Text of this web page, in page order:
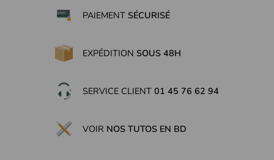
PAIEMENT SÉCURISÉ
EXPÉDITION SOUS 48H
SERVICE CLIENT 01 45 76 62 94
VOIR NOS TUTOS EN BD